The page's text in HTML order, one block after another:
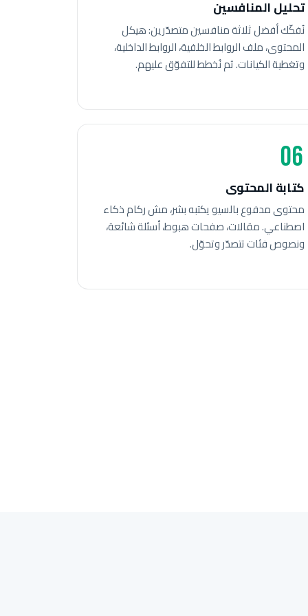
تحليل المنافسين
نُفكّك أفضل ثلاثة منافسين متصدّرين: هيكل
المحتوى، ملف الروابط الخلفية، الروابط الداخلية،
وتغطية الكيانات. ثم نُخطط للتفوّق عليهم.
06
كتابة المحتوى
محتوى مدفوع بالسيو يكتبه بشر، مش ركام ذكاء
اصطناعي. مقالات، صفحات هبوط، أسئلة شائعة،
ونصوص فئات تتصدّر وتحوّل.